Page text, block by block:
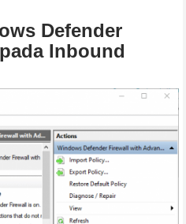
Defender
Inbound